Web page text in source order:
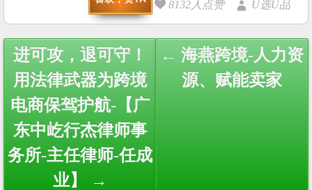
8132人点赞 U选U品
Post
navigation
进可攻，退可守！
用法律武器为跨境
电商保驾护航-【广
东中屹行杰律师事
务所-主任律师-任成
业】 →
← 海燕跨境-人力资
源、赋能卖家